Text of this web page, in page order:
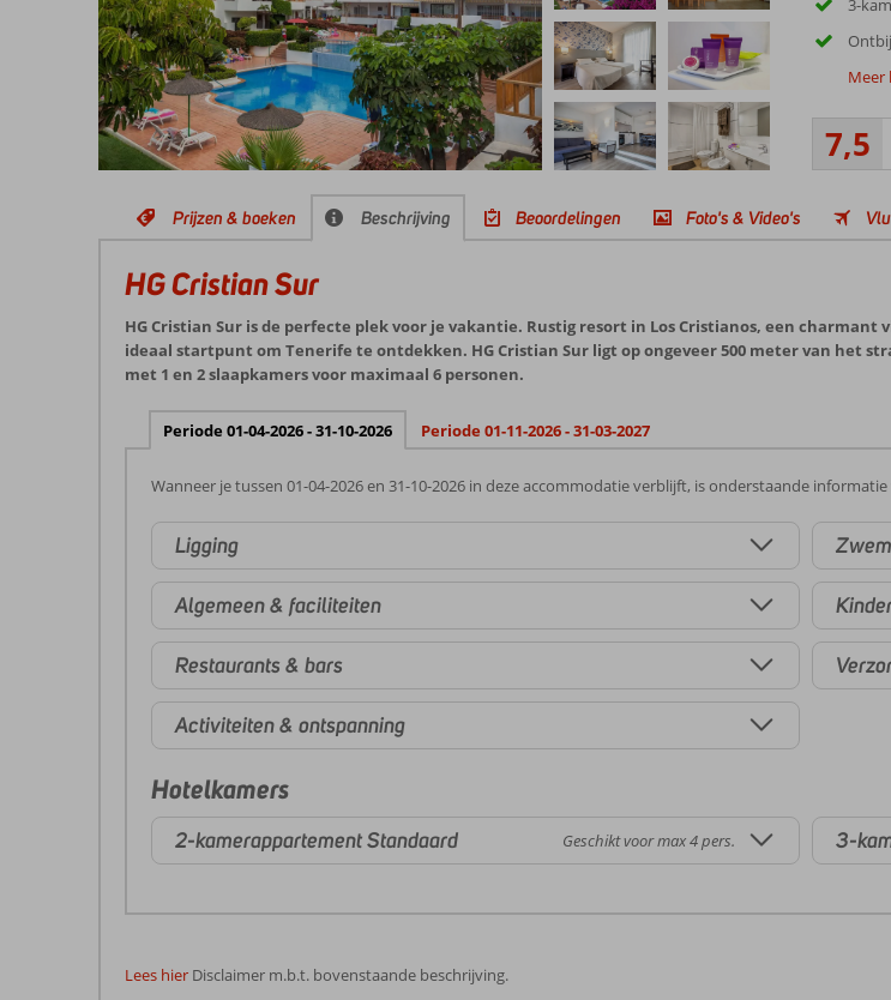
3-
Meer
7,5
Prijzen & boeken Beschrijving Beoordelingen Foto's & Video's
HG Cristian Sur
HG Cristian Sur is de perfecte plek voor je vakantie. Rustig resort in Los Cristianos, een
ideaal startpunt om Tenerife te ontdekken. HG Cristian Sur ligt op ongeveer 500 meter van het
met 1 en 2 slaapkamers voor maximaal 6 personen.
Periode 01-04-2026 - 31-10-2026 Periode 01-11-2026 - 31-03-2027
Wanneer je tussen 01-04-2026 en 31-10-2026 in deze accommodatie verblijft, is onderstaande
Ligging
Algemeen & faciliteiten
Restaurants & bars
Activiteiten & ontspanning
Hotelkamers
2-kamerappartement Standaard Geschikt voor max 4 pers. 3-
Lees hier Disclaimer m.b.t. bovenstaande beschrijving.